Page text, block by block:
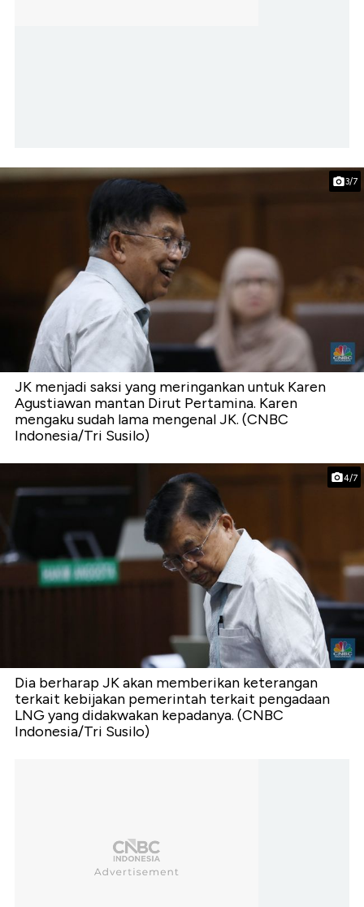
3/7
JK menjadi saksi yang meringankan untuk Karen
Agustiawan mantan Dirut Pertamina. Karen
mengaku sudah lama mengenal JK. (CNBC
Indonesia/Tri Susilo)
4/7
Dia berharap JK akan memberikan keterangan
terkait kebijakan pemerintah terkait pengadaan
LNG yang didakwakan kepadanya. (CNBC
Indonesia/Tri Susilo)